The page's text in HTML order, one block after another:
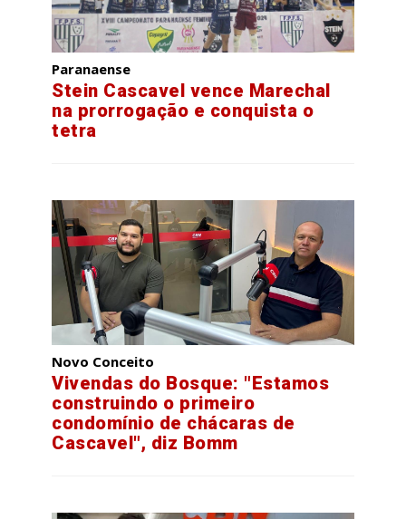
Paranaense
Stein Cascavel vence Marechal
na prorrogação e conquista o
tetra
Novo Conceito
Vivendas do Bosque: "Estamos
construindo o primeiro
condomínio de chácaras de
Cascavel", diz Bomm